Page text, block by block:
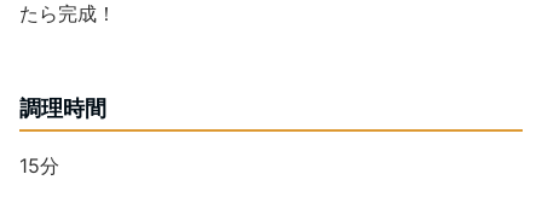
たら完成！
調理時間
15分